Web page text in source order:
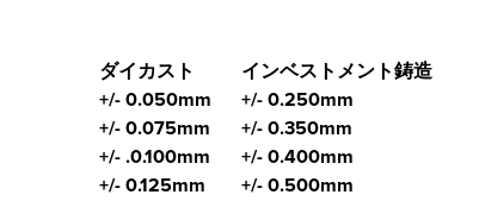
ダイカスト
インベストメント鋳造
+/- 0.050mm
+/- 0.250mm
+/- 0.075mm
+/- 0.350mm
+/- .0.100mm
+/- 0.400mm
+/- 0.125mm
+/- 0.500mm